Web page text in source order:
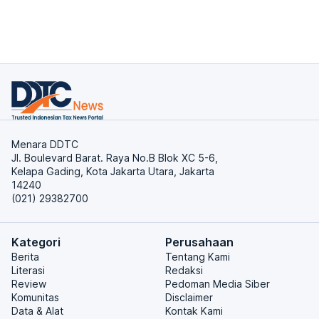
Menara DDTC
Jl. Boulevard Barat. Raya No.B Blok XC 5-6,
Kelapa Gading, Kota Jakarta Utara, Jakarta
14240
(021) 29382700
Kategori
Berita
Literasi
Review
Komunitas
Data & Alat
Perusahaan
Tentang Kami
Redaksi
Pedoman Media Siber
Disclaimer
Kontak Kami